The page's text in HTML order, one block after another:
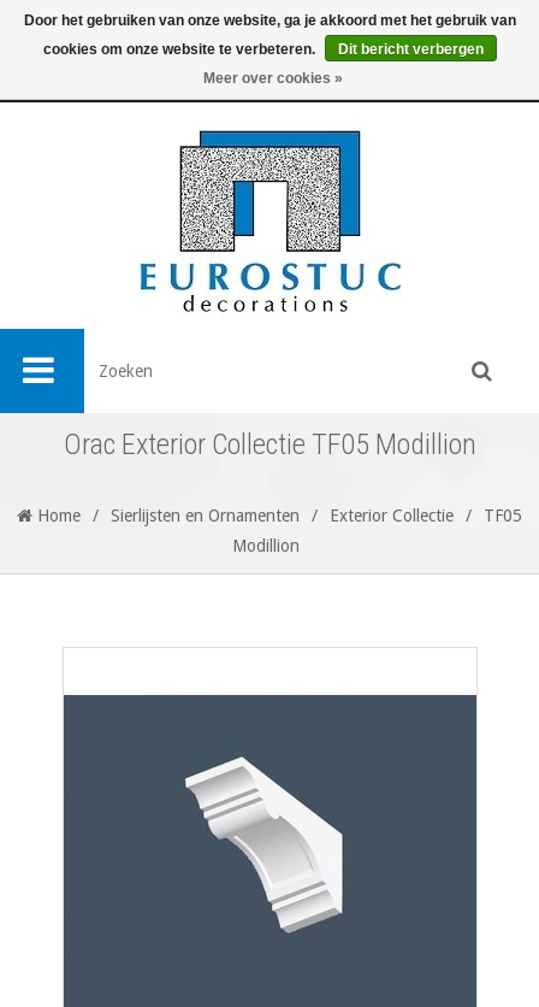
0
Orac Exterior Collectie TF05 Modillion
Home / Sierlijsten en Ornamenten / Exterior Collectie /
TF05
Modillion
Door het gebruiken van onze website, ga je akkoord met het gebruik van
cookies om onze website te verbeteren.
Dit bericht verbergen
Meer over cookies »